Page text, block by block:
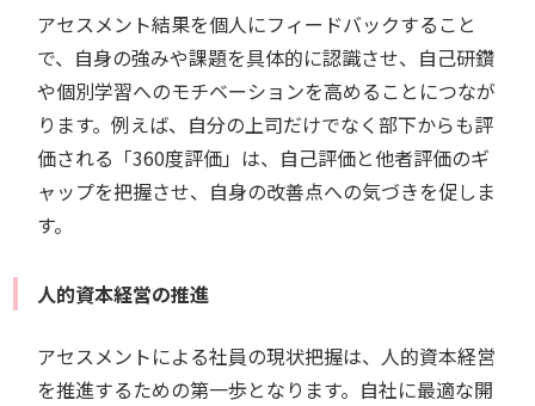
アセスメント結果を個人にフィードバックすること
で、自身の強みや課題を具体的に認識させ、自己研鑽
や個別学習へのモチベーションを高めることにつなが
ります。例えば、自分の上司だけでなく部下からも評
価される「360度評価」は、自己評価と他者評価のギ
ャップを把握させ、自身の改善点への気づきを促しま
す。
人的資本経営の推進
アセスメントによる社員の現状把握は、人的資本経営
を推進するための第一歩となります。自社に最適な開